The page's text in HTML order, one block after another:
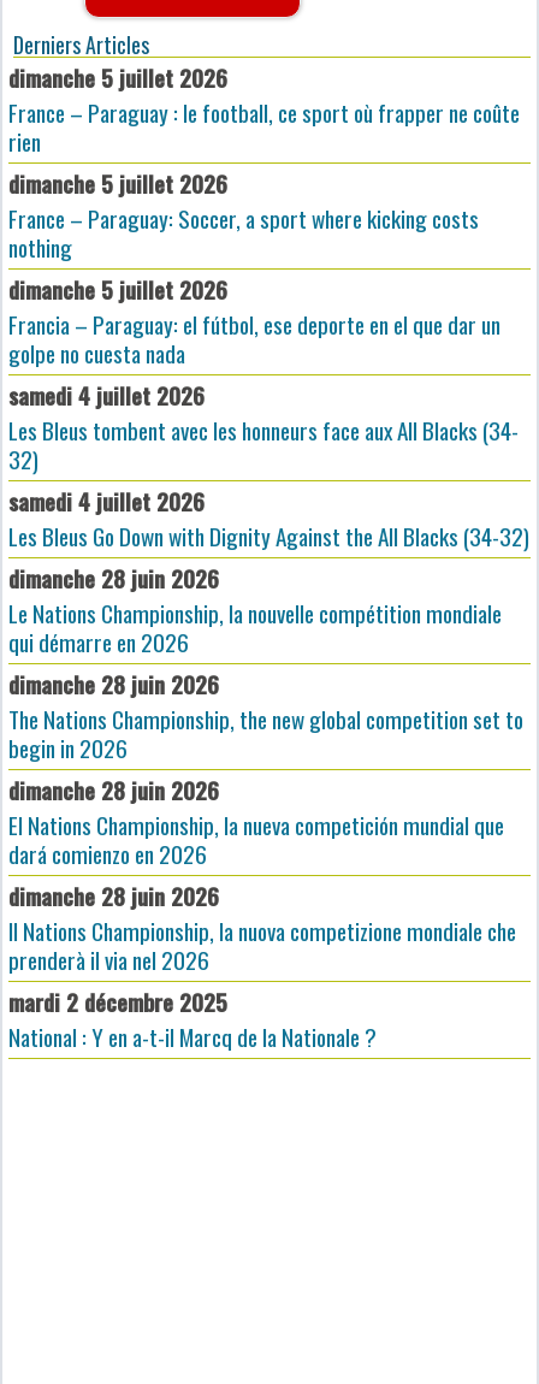
Derniers Articles
dimanche 5 juillet 2026
France – Paraguay : le football, ce sport où frapper ne coûte
rien
dimanche 5 juillet 2026
France – Paraguay: Soccer, a sport where kicking costs
nothing
dimanche 5 juillet 2026
Francia – Paraguay: el fútbol, ese deporte en el que dar un
golpe no cuesta nada
samedi 4 juillet 2026
Les Bleus tombent avec les honneurs face aux All Blacks (34-
32)
samedi 4 juillet 2026
Les Bleus Go Down with Dignity Against the All Blacks (34-32)
dimanche 28 juin 2026
Le Nations Championship, la nouvelle compétition mondiale
qui démarre en 2026
dimanche 28 juin 2026
The Nations Championship, the new global competition set to
begin in 2026
dimanche 28 juin 2026
El Nations Championship, la nueva competición mundial que
dará comienzo en 2026
dimanche 28 juin 2026
Il Nations Championship, la nuova competizione mondiale che
prenderà il via nel 2026
mardi 2 décembre 2025
National : Y en a-t-il Marcq de la Nationale ?